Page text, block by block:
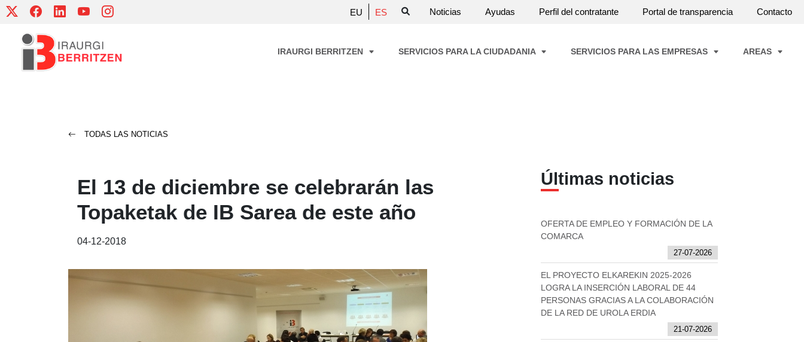
Skip
content
EU ES Noticias Ayudas Perfil del contratante Portal de transparencia Contacto
IRAURGI BERRITZEN SERVICIOS PARA LA CIUDADANIA SERVICIOS PARA LAS EMPRESAS AREAS
TODAS LAS NOTICIAS
El 13 de diciembre se celebrarán las
Topaketak de IB Sarea de este año
04-12-2018
Últimas noticias
OFERTA DE EMPLEO Y FORMACIÓN DE LA
COMARCA
27-07-2026
EL PROYECTO ELKAREKIN 2025-2026
LOGRA LA INSERCIÓN LABORAL DE 44
PERSONAS GRACIAS A LA COLABORACIÓN
DE LA RED DE UROLA ERDIA
21-07-2026